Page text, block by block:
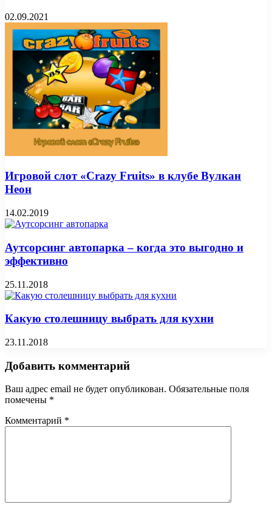
02.09.2021
Игровой слот «Crazy Fruits» в клубе Вулкан
Неон
14.02.2019
Аутсорсинг автопарка – когда это выгодно и
эффективно
25.11.2018
Какую столешницу выбрать для кухни
23.11.2018
Добавить комментарий
Ваш адрес email не будет опубликован. Обязательные поля
помечены *
Комментарий *